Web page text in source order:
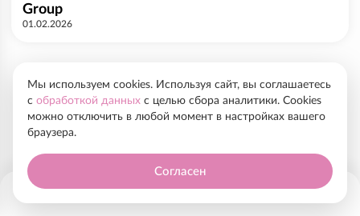
Group
01.02.2026
Мы используем cookies. Используя сайт, вы соглашаетесь
с обработкой данных с целью сбора аналитики. Cookies
можно отключить в любой момент в настройках вашего
браузера.
Согласен